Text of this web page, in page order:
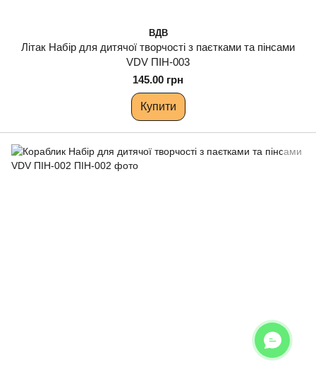
ВДВ
Літак Набір для дитячої творчості з паєтками та пінсами
VDV ПІН-003
145.00 грн
Купити